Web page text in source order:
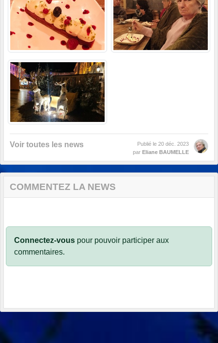
Voir toutes les news Publié le 20 déc. 2023
par Eliane BAUMELLE
COMMENTEZ LA NEWS
Connectez-vous pour pouvoir participer aux
commentaires.